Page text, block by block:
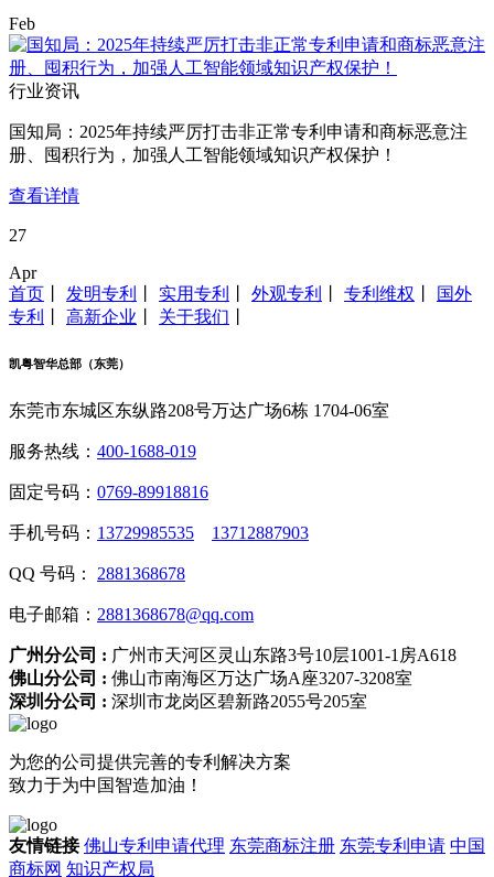
Feb
行业资讯
国知局：2025年持续严厉打击非正常专利申请和商标恶意注
册、囤积行为，加强人工智能领域知识产权保护！
查看详情
27
Apr
首页
发明专利 实用专利 外观专利 专利维权
国外
专利
高新企业 关于我们
凯粤智华总部（东莞）
东莞市东城区东纵路208号万达广场6栋 1704-06室
服务热线： 400-1688-019
固定号码： 0769-89918816
手机号码： 13729985535 13712887903
QQ 号码： 2881368678
电子邮箱： 2881368678@qq.com
广州分公司 : 广州市天河区灵山东路3号10层1001-1房A618
佛山分公司 : 佛山市南海区万达广场A座3207-3208室
深圳分公司 : 深圳市龙岗区碧新路2055号205室
为您的公司提供完善的专利解决方案
致力于为中国智造加油！
友情链接 佛山专利申请代理 东莞商标注册 东莞专利申请 中国
商标网 知识产权局